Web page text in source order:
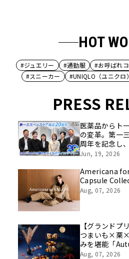
HOT
#ジュエリー #通勤服 #お呼ばれ
#スニーカー
#UNIQLO（ユニクロ）
PRESS
医薬品からト
の変革。第一
周年を記念し
挑戦の舞台や
像を公開！
Jun, 19, 2026
Americana
Capsule
Aug, 07, 2026
【グランドプ
つまいも×栗×
みを堪能「
Afternoon Tea
Aug, 07, 2026